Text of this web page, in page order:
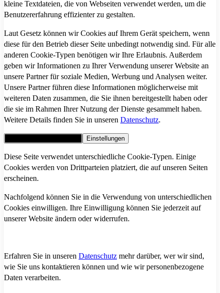
kleine Textdateien, die von Webseiten verwendet werden, um die
Benutzererfahrung effizienter zu gestalten.
Laut Gesetz können wir Cookies auf Ihrem Gerät speichern, wenn
diese für den Betrieb dieser Seite unbedingt notwendig sind. Für alle
anderen Cookie-Typen benötigen wir Ihre Erlaubnis. Außerdem
geben wir Informationen zu Ihrer Verwendung unserer Website an
unsere Partner für soziale Medien, Werbung und Analysen weiter.
Unsere Partner führen diese Informationen möglicherweise mit
weiteren Daten zusammen, die Sie ihnen bereitgestellt haben oder
die sie im Rahmen Ihrer Nutzung der Dienste gesammelt haben.
Weitere Details finden Sie in unseren Datenschutz.
Einstellungen
Diese Seite verwendet unterschiedliche Cookie-Typen. Einige
Cookies werden von Drittparteien platziert, die auf unseren Seiten
erscheinen.
Nachfolgend können Sie in die Verwendung von unterschiedlichen
Cookies einwilligen. Ihre Einwilligung können Sie jederzeit auf
unserer Website ändern oder widerrufen.
Erfahren Sie in unseren Datenschutz mehr darüber, wer wir sind,
wie Sie uns kontaktieren können und wie wir personenbezogene
Daten verarbeiten.